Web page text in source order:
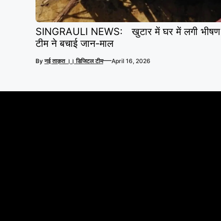
SINGRAULI NEWS: खुटार में घर में लगी
टीम ने बचाई जान-माल
Byनई ताक़त ।। डिजिटल टीम—April 16, 2026